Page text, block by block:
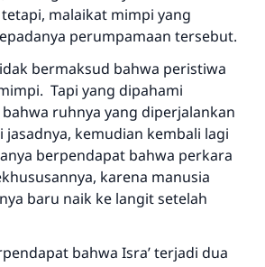
malaikat mimpi yang
perumpamaan tersebut.
bermaksud bahwa peristiwa
Tapi yang dipahami
ruhnya yang diperjalankan
kemudian kembali lagi
berpendapat bahwa perkara
karena manusia
baru naik ke langit setelah
bahwa Isra’ terjadi dua